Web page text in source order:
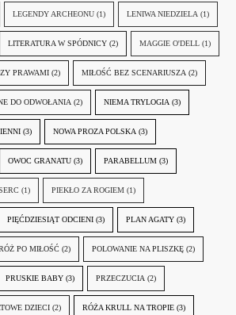
LEGENDY ARCHEONU (1) LENIWA NIEDZIELA (1)
LITERATURA W SPÓDNICY (2) MAGGIE O'DELL (1)
PRAWAMI (2) MIŁOŚĆ BEZ SCENARIUSZA (2)
DO ODWOŁANIA (2) NIEMA TRYLOGIA (3)
(3) NOWA PROZA POLSKA (3)
OWOC GRANATU (3) PARABELLUM (3)
(1) PIEKŁO ZA ROGIEM (1)
PIĘĆDZIESIĄT ODCIENI (3) PLAN AGATY (3)
PO MIŁOŚĆ (2) POLOWANIE NA PLISZKĘ (2)
PRUSKIE BABY (3) PRZECZUCIA (2)
DZIECI (2) RÓŻA KRULL NA TROPIE (3)